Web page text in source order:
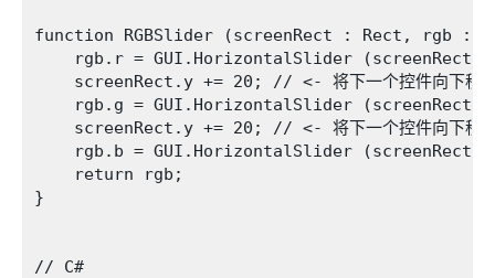
function RGBSlider (screenRect : Rect, rgb :
rgb.r = GUI.HorizontalSlider (screenRect,
screenRect.y += 20; // <- 将下一个控件向下移动
rgb.g = GUI.HorizontalSlider (screenRect,
screenRect.y += 20; // <- 将下一个控件向下移动
rgb.b = GUI.HorizontalSlider (screenRect,
    return rgb;
}
// C#